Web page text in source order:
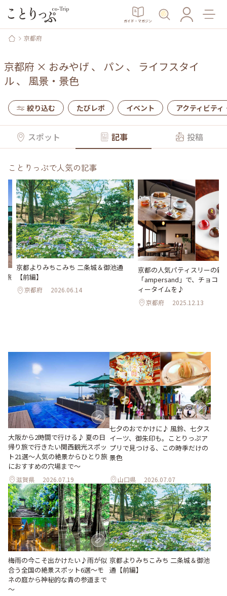
ガイド・マガジン
京都府
京都府 × おみやげ 、 パン 、 ライフスタイ
ル、 風景・景色
絞り込む たびレポ イベント アクティビティ
スポット 記事 投稿
ことりっぷで人気の記事
旅
京都よりみちこみち 二条城＆御池通
【前編】
京都府 2026.06.14
京都の人気パティスリーの新
「ampersand」で、チョコ
ィータイムを♪
京都府 2025.12.13
大阪から2時間で行ける♪ 夏の日
帰り旅で行きたい関西観光スポッ
ト21選～人気の絶景からひとり旅
におすすめの穴場まで～
滋賀県 2026.07.19
七夕のおでかけに♪ 風鈴、七夕ス
イーツ、御朱印も。ことりっぷア
プリで見つける、この時季だけの
景色
山口県 2026.07.07
梅雨の今こそ出かけたい♪雨が似
合う全国の絶景スポット6選～モ
ネの庭から神秘的な青の参道まで
～
京都よりみちこみち 二条城＆御池
通【前編】